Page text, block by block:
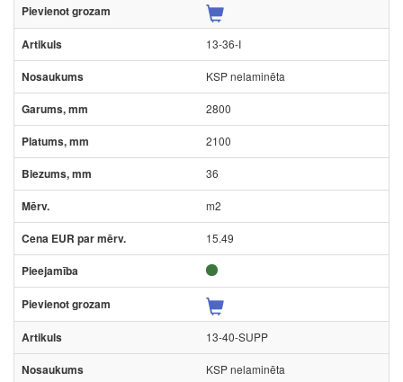
13-36-I
KSP nelaminēta
2800
2100
36
m2
15.49
13-40-SUPP
KSP nelaminēta